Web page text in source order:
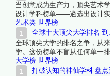
当创意成为生产力，顶尖艺术
设计学科榜单——遴选出设计实
育从传统技艺向跨学科创新的
艺术类 世界榜
全球十大顶尖大学排名
全球顶尖大学的排名之争，从
学。这份榜单不盲从任何单一
字塔尖的学府。它们之间的位
吧！
大学榜 世界榜
打破认知的神仙学科 盘